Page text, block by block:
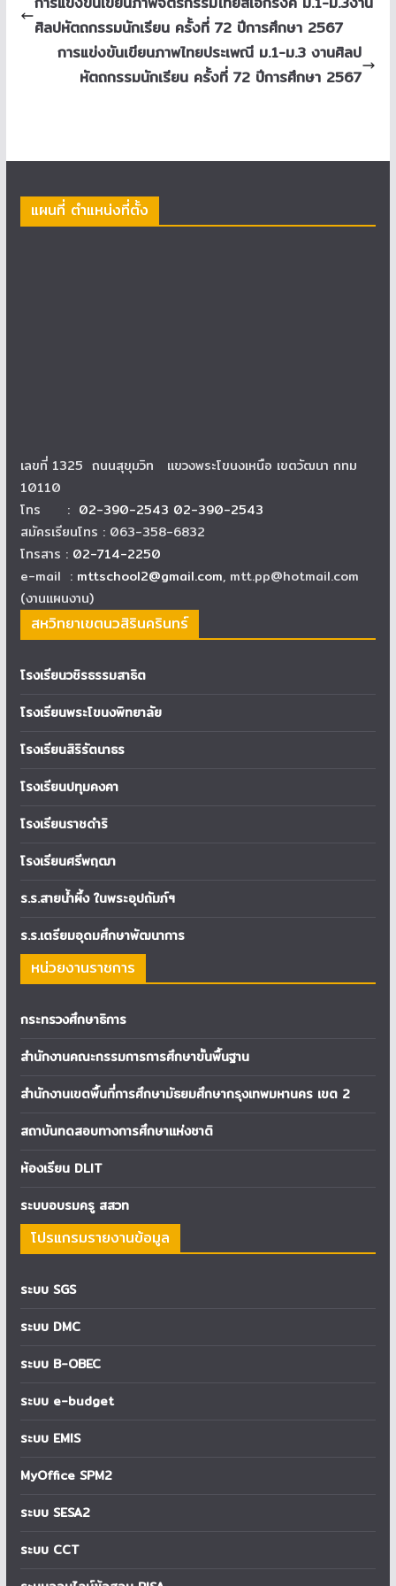
ศิลปหัตถกรรมนักเรียน ครั้งที่ 72 ปีการศึกษา 2567
การแข่งขันเขียนภาพไทยประเพณี ม.1-ม.3 งานศิลป
หัตถกรรมนักเรียน ครั้งที่ 72 ปีการศึกษา 2567
แผนที่ ตำแหน่งที่ตั้ง
เลขที่ 1325 ถนนสุขุมวิท แขวงพระโขนงเหนือ เขตวัฒนา กทม
10110
โทร : 02-390-2543 02-390-2543
สมัครเรียนโทร : 063-358-6832
โทรสาร : 02-714-2250
e-mail : mttschool2@gmail.com, mtt.pp@hotmail.com
(งานแผนงาน)
สหวิทยาเขตนวสิรินครินทร์
โรงเรียนวชิรธรรมสาธิต
โรงเรียนพระโขนงพิทยาลัย
โรงเรียนสิริรัตนาธร
โรงเรียนปทุมคงคา
โรงเรียนราชดำริ
โรงเรียนศรีพฤฒา
ร.ร.สายน้ำผึ้ง ในพระอุปถัมภ์ฯ
ร.ร.เตรียมอุดมศึกษาพัฒนาการ
หน่วยงานราชการ
กระทรวงศึกษาธิการ
สำนักงานคณะกรรมการการศึกษาขั้นพื้นฐาน
สำนักงานเขตพื้นที่การศึกษามัธยมศึกษากรุงเทพมหานคร เขต 2
สถาบันทดสอบทางการศึกษาแห่งชาติ
ห้องเรียน DLIT
ระบบอบรมครู สสวท
โปรแกรมรายงานข้อมูล
ระบบ SGS
ระบบ DMC
ระบบ B-OBEC
ระบบ e-budget
ระบบ EMIS
MyOffice SPM2
ระบบ SESA2
ระบบ CCT